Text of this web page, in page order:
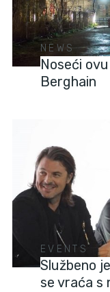
NEWS
Noseći
Berghain
EVENTS
Službeno
se vraća s